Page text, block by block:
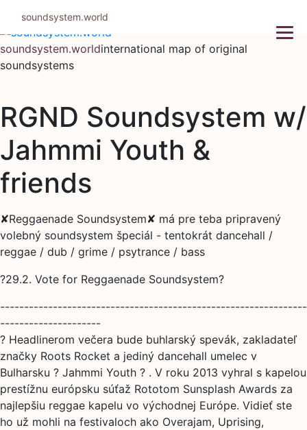
content
soundsystem.worldinternational map of original
soundsystems
RGND Soundsystem w/
Jahmmi Youth &
friends
✘Reggaenade Soundsystem✘ má pre teba pripravený
volebný soundsystem špeciál - tentokrát dancehall /
reggae / dub / grime / psytrance / bass
?29.2. Vote for Reggaenade Soundsystem?
----------------------------------------------------------------
---------------------
? Headlinerom večera bude buhlarský spevák, zakladateľ
značky Roots Rocket a jediný dancehall umelec v
Bulharsku ? Jahmmi Youth ? . V roku 2013 vyhral s kapelou
prestížnu európsku súťaž Rototom Sunsplash Awards za
najlepšiu reggae kapelu vo východnej Európe. Vidieť ste
ho už mohli na festivaloch ako Overajam, Uprising,
soundsystem.world